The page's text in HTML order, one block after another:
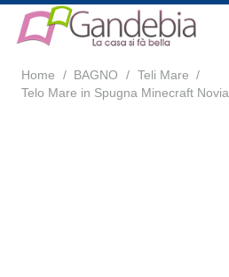
Home / BAGNO / Teli Mare /
Telo Mare in Spugna Minecraft Novia